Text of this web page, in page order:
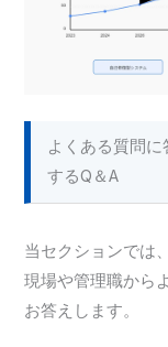
よくある質問
するQ＆A
当セクションでは
現場や管理職から
お答えします。